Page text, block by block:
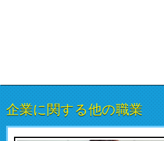
企業に関する他の職業